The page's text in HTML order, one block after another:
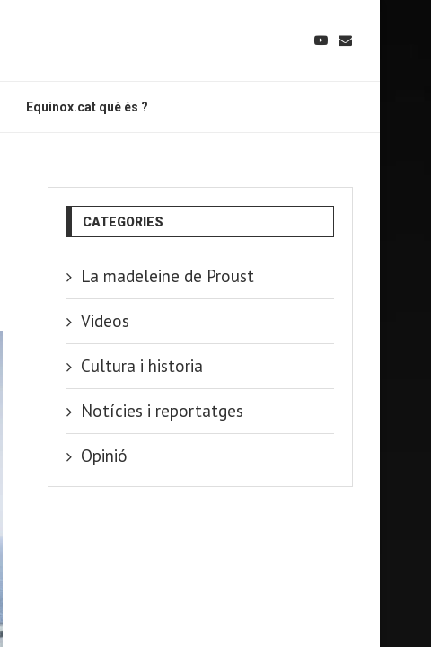
Equinox.cat què és ?
CATEGORIES
La madeleine de Proust
Videos
Cultura i historia
Notícies i reportatges
Opinió